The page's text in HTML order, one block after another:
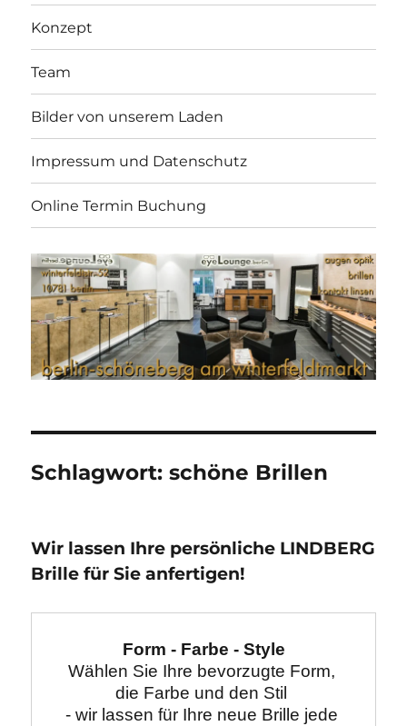
Konzept
Team
Bilder von unserem Laden
Impressum und Datenschutz
Online Termin Buchung
Schlagwort:schöne Brillen
Wir lassen Ihre persönliche LINDBERG
Brille für Sie anfertigen!
Form - Farbe - Style
Wählen Sie Ihre bevorzugte Form,
die Farbe und den Stil
- wir lassen für Ihre neue Brille jede